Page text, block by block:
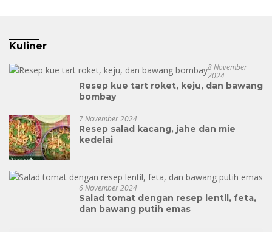
Kuliner
8 November
2024
Resep kue tart roket, keju, dan bawang
bombay
7 November 2024
Resep salad kacang, jahe dan mie
kedelai
6 November 2024
Salad tomat dengan resep lentil, feta,
dan bawang putih emas